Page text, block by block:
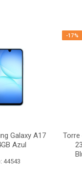
Galaxy A17
Azul
44543
-17%
Torre